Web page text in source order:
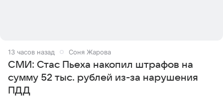
13 часов назад Соня Жарова
СМИ: Стас Пьеха накопил штрафов на
сумму 52 тыс. рублей из-за нарушения
ПДД